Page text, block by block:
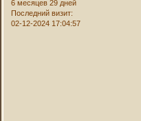
6 месяцев 29 дней
Последний визит:
02-12-2024 17:04:57